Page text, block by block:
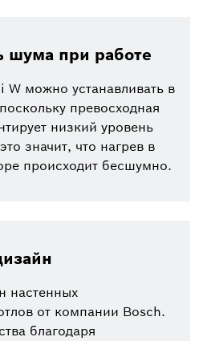
шума при работе
W можно устанавливать в
превосходная
низкий уровень
значит, что нагрев в
происходит бесшумно.
настенных
от компании Bosch.
благодаря